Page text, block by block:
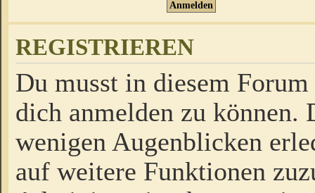
REGISTRIEREN
Du musst in diesem
dich anmelden zu
wenigen Augenblicken
auf weitere Funktionen